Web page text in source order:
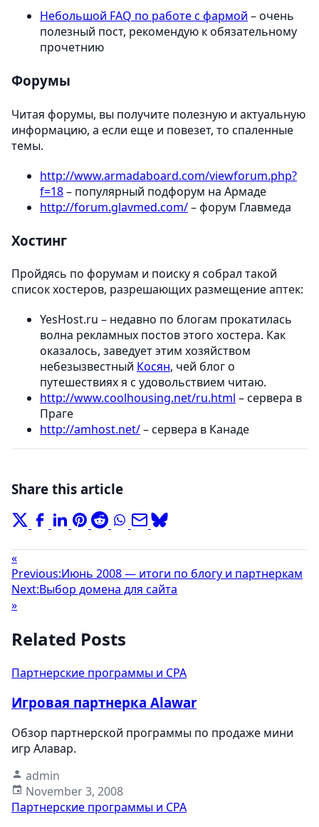
Небольшой FAQ по работе с фармой – очень
полезный пост, рекомендую к обязательному
прочетнию
Форумы
Читая форумы, вы получите полезную и актуальную
информацию, а если еще и повезет, то спаленные
темы.
http://www.armadaboard.com/viewforum.php?
f=18– популярный подфорум на Армаде
http://forum.glavmed.com/– форум Главмеда
Хостинг
Пройдясь по форумам и поиску я собрал такой
список хостеров, разрешающих размещение аптек:
YesHost.ru – недавно по блогам прокатилась
волна рекламных постов этого хостера. Как
оказалось, заведует этим хозяйством
небезызвестный Косян, чей блог о
путешествиях я с удовольствием читаю.
http://www.coolhousing.net/ru.html – сервера в
Праге
http://amhost.net/– сервера в Канаде
Share this article
«
Previous:Июнь 2008 — итоги по блогу и партнеркам
Next:Выбор домена для сайта
»
Related Posts
Партнерские программы и CPA
Игровая партнерка Alawar
Обзор партнерской программы по продаже мини
игр Алавар.
admin
November 3, 2008
Партнерские программы и CPA